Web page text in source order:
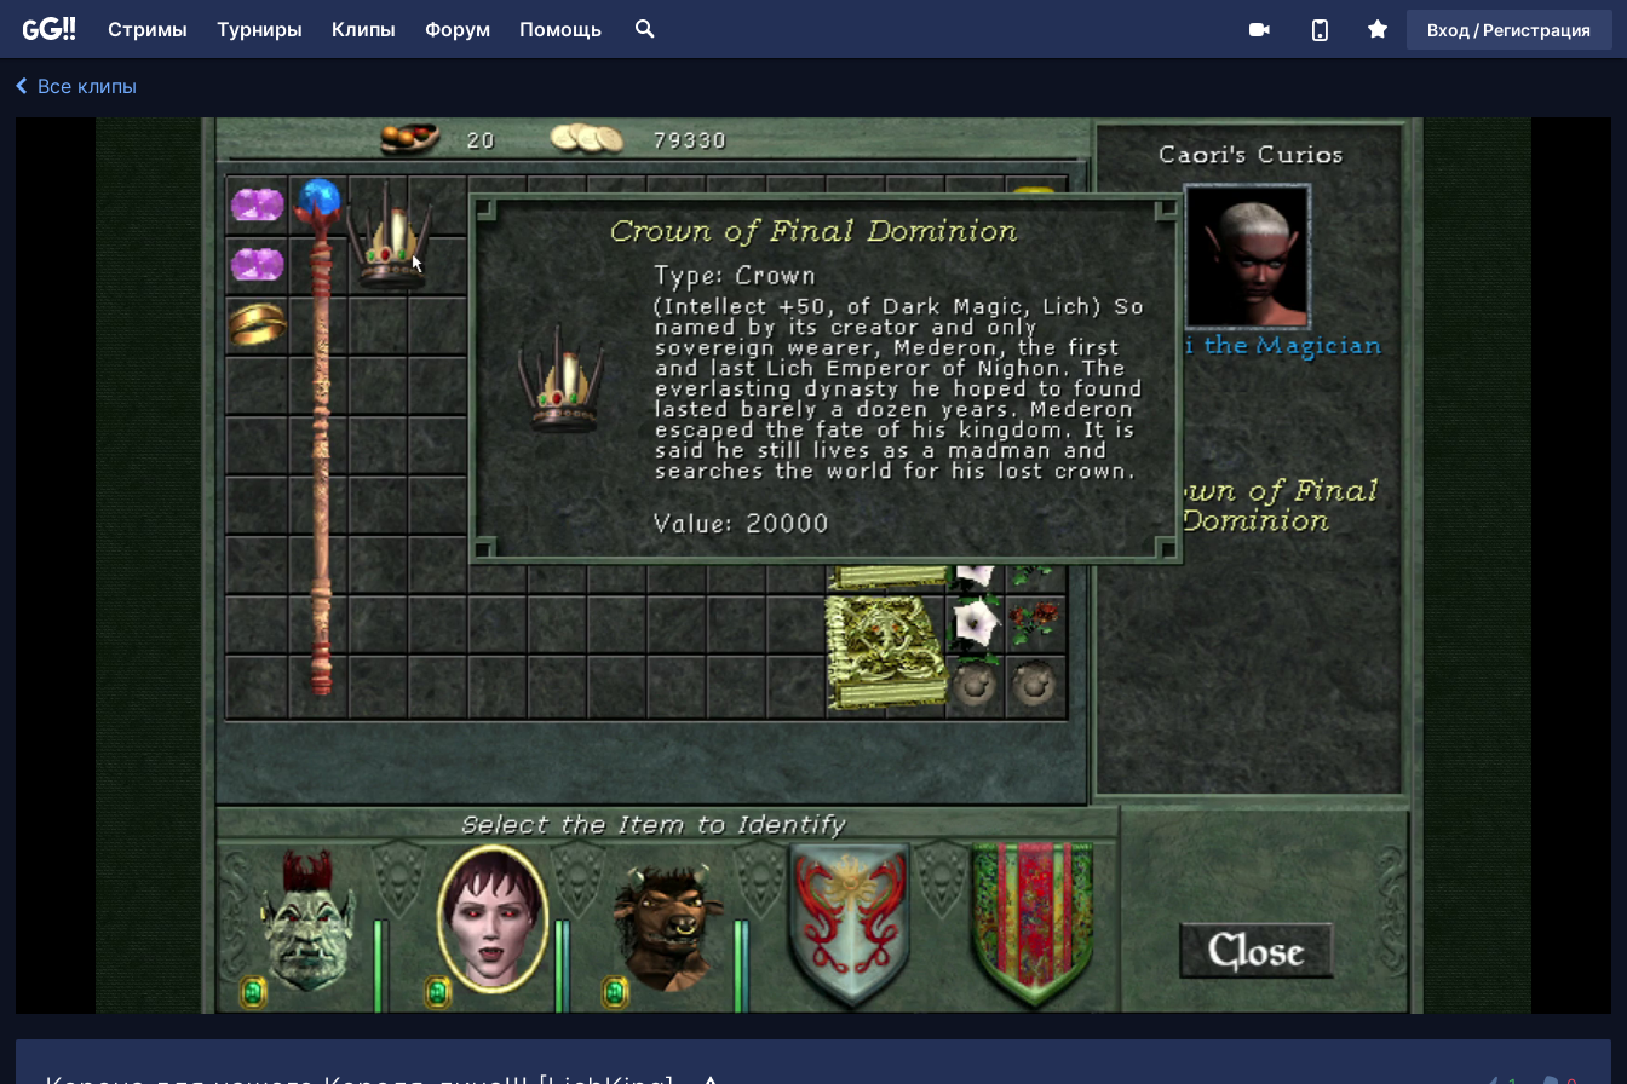
Стримы Турниры Клипы Форум Помощь Вход / Регистрация
Все клипы
AgentGoblin играл в Might and Magic VIII: Day of the Destroyer
154 просмотра
00:19/00:24